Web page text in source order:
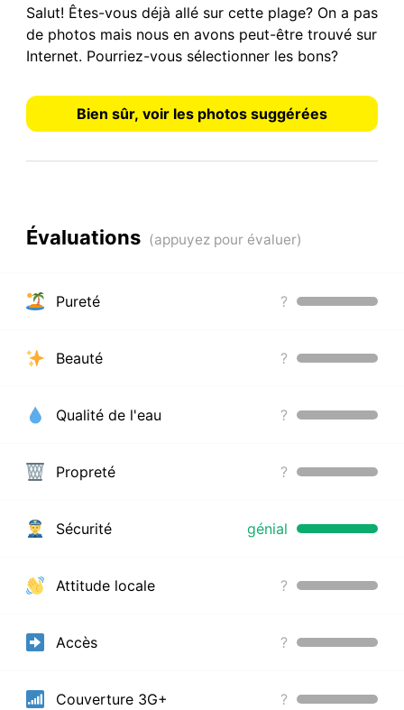
Salut! Êtes-vous déjà allé sur cette plage? On a pas
de photos mais nous en avons peut-être trouvé sur
Internet. Pourriez-vous sélectionner les bons?
Bien sûr, voir les photos suggérées
Évaluations
Pureté ?
Beauté ?
Qualité de l'eau ?
Propreté ?
Sécurité génial
Attitude locale ?
Accès ?
Couverture 3G+ ?